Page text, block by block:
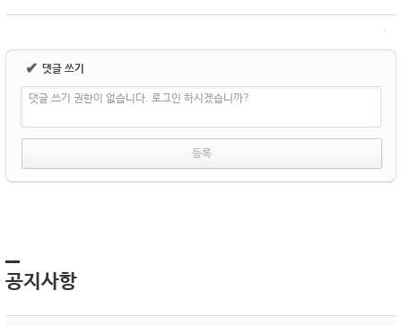
✔ 댓글 쓰기
댓글 쓰기 권한이 없습니다. 로그인 하시겠습니까?
공지사항